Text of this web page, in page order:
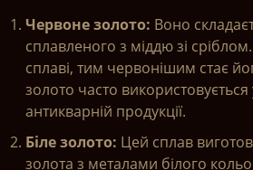
Червоне золото: Воно
сплавленого з міддю зі
сплаві, тим червонішим стає
золото часто використовується
антикварній продукції.
Біле золото: Цей сплав
золота з металами білого